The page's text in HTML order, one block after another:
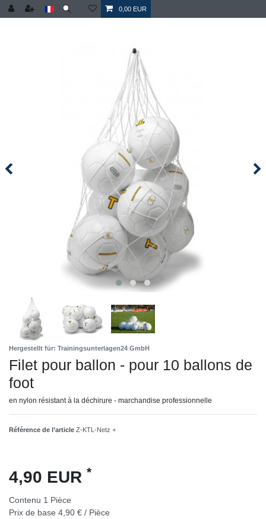
0,00 EUR
Hergestellt für: Trainingsunterlagen24 GmbH
Filet pour ballon - pour 10 ballons de
foot
en nylon résistant à la déchirure - marchandise professionnelle
Référence de l’article Z-KTL-Netz +
4,90 EUR *
Contenu 1 Pièce
Prix de base 4,90 € / Pièce